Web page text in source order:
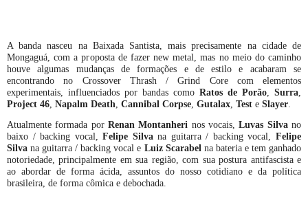
A banda nasceu na Baixada Santista, mais precisamente na cidade de
Mongaguá, com a proposta de fazer new metal, mas no meio do caminho
houve algumas mudanças de formações e de estilo e acabaram se
encontrando no Crossover Thrash / Grind Core com elementos
experimentais, influenciados por bandas como Ratos de Porão, Surra,
Project 46, Napalm Death, Cannibal Corpse, Gutalax, Test e Slayer.
Atualmente formada por Renan Montanheri nos vocais,Luvas Silvano
baixo / backing vocal,Felipe Silvana guitarra / backing vocal,Felipe
Silva na guitarra / backing vocal e Luiz Scarabelna bateria e tem ganhado
notoriedade, principalmente em sua região, com sua postura antifascista e
ao abordar de forma ácida, assuntos do nosso cotidiano e da política
brasileira, de forma cômica e debochada.